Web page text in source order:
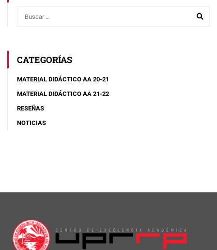
CATEGORÍAS
MATERIAL DIDÁCTICO AA 20-21
MATERIAL DIDÁCTICO AA 21-22
RESEÑAS
NOTICIAS